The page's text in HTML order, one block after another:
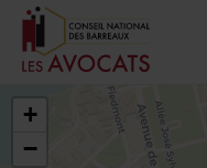
+
−